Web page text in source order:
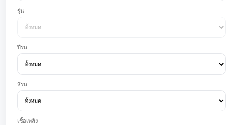
รุ่น
ปีรถ
สีรถ
เชื้อเพลิง